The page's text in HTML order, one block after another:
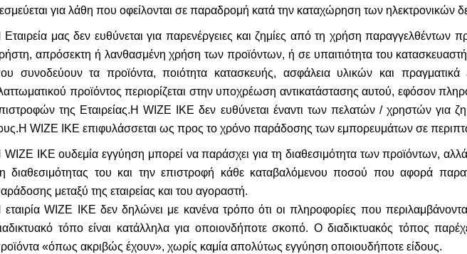
για λάθη που οφείλονται σε παραδρομή κατά την καταχώρηση των ηλεκτρονικών
μας δεν ευθύνεται για παρενέργειες και ζημίες από τη χρήση
απρόσεκτη ή λανθασμένη χρήση των προϊόντων, ή σε υπαιτιότητα του
συνοδεύουν τα προϊόντα, ποιότητα κατασκευής, ασφάλεια υλικών και
προϊόντος περιορίζεται στην υποχρέωση αντικατάστασης αυτού, εφόσον
της Εταιρείας.Η WIZE IKE δεν ευθύνεται έναντι των πελατών / χρηστών για
WIZE IKE επιφυλάσσεται ως προς το χρόνο παράδοσης των εμπορευμάτων σε
WIZE IKE ουδεμία εγγύηση μπορεί να παράσχει για τη διαθεσιμότητα των προϊόντων,
διαθεσιμότητας του και την επιστροφή κάθε καταβαλόμενου ποσού που αφορά
μεταξύ της εταιρείας και του αγοραστή.
WIZE IKE δεν δηλώνει με κανένα τρόπο ότι οι πληροφορίες που
τόπο είναι κατάλληλα για οποιονδήποτε σκοπό. Ο διαδικτυακός τόπος
«όπως ακριβώς έχουν», χωρίς καμία απολύτως εγγύηση οποιουδήποτε είδους.